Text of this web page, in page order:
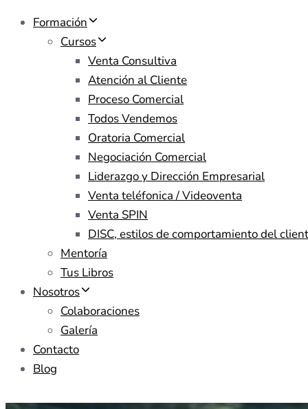
Formación
Cursos
Venta Consultiva
Atención al Cliente
Proceso Comercial
Todos Vendemos
Oratoria Comercial
Negociación Comercial
Liderazgo y Dirección Empresarial
Venta teléfonica / Videoventa
Venta SPIN
DISC, estilos de comportamiento del
Mentoría
Tus Libros
Nosotros
Colaboraciones
Galería
Contacto
Blog